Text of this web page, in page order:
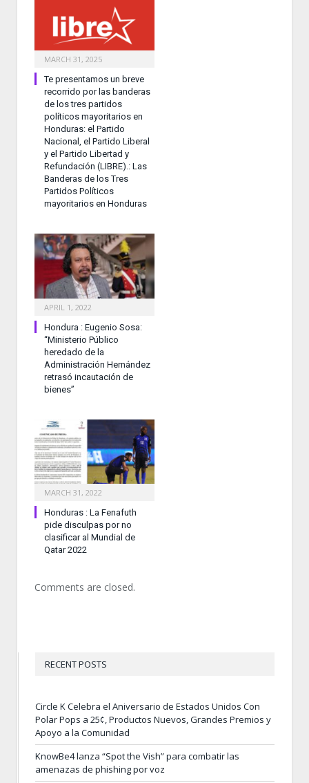
MARCH 31, 2025
Te presentamos un breve
recorrido por las banderas
de los tres partidos
políticos mayoritarios en
Honduras: el Partido
Nacional, el Partido Liberal
y el Partido Libertad y
Refundación (LIBRE).: Las
Banderas de los Tres
Partidos Políticos
mayoritarios en Honduras
APRIL 1, 2022
Hondura : Eugenio Sosa:
“Ministerio Público
heredado de la
Administración Hernández
retrasó incautación de
bienes”
MARCH 31, 2022
Honduras : La Fenafuth
pide disculpas por no
clasificar al Mundial de
Qatar 2022
Comments are closed.
RECENT POSTS
Circle K Celebra el Aniversario de Estados Unidos Con
Polar Pops a 25¢, Productos Nuevos, Grandes Premios y
Apoyo a la Comunidad
KnowBe4 lanza “Spot the Vish” para combatir las
amenazas de phishing por voz